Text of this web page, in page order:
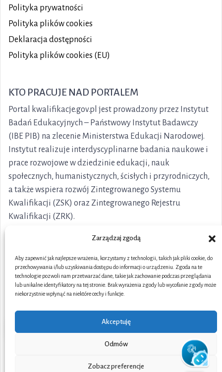
Zarządzaj zgodą
Aby zapewnić jak najlepsze wrażenia, korzystamy z technologii, takich jak pliki cookie, do
przechowywania i/lub uzyskiwania dostępu do informacji o urządzeniu. Zgoda na te
technologie pozwoli nam przetwarzać dane, takie jak zachowanie podczas przeglądania
lub unikalne identyfikatory na tej stronie. Brak wyrażenia zgody lub wycofanie zgody może
niekorzystnie wpłynąć na niektóre cechy i funkcje.
Akceptuję
Odmów
Zobacz preferencje
Polityka prywatności
Polityka plikówcookies
Deklaracja dostępności
Polityka plików cookies (EU)
KTO PRACUJE NAD PORTALEM
Portal kwalifikacje.gov.pl jest prowadzony przez Instytut
Badań Edukacyjnych – Państwowy Instytut Badawczy
(IBE PIB) na zlecenie Ministerstwa Edukacji Narodowej.
Instytut realizuje interdyscyplinarne badania naukowe i
prace rozwojowe w dziedzinie edukacji, nauk
społecznych, humanistycznych, ścisłych i przyrodniczych,
a także wspiera rozwój Zintegrowanego Systemu
Kwalifikacji (ZSK) oraz Zintegrowanego Rejestru
Kwalifikacji (ZRK).
Portal współfinansowany ze środków Unii Europejskiej w